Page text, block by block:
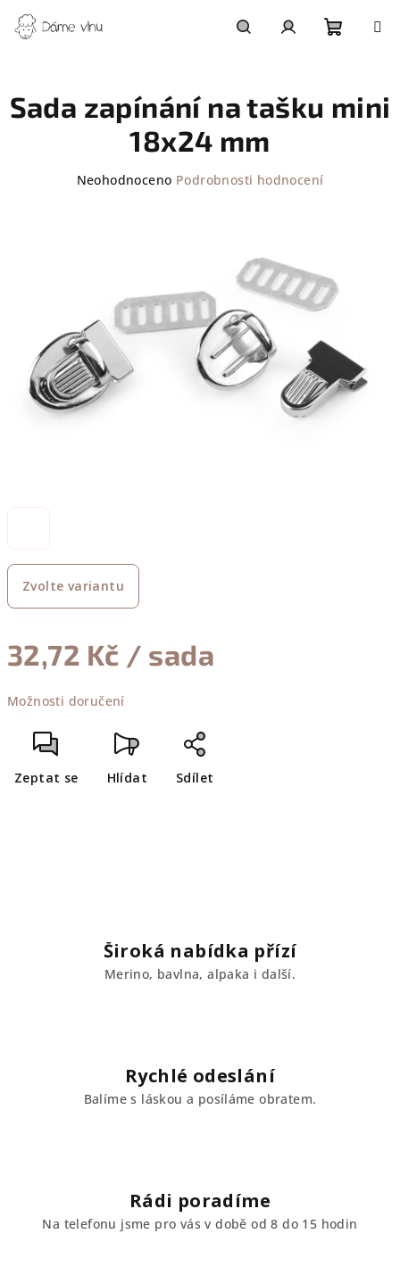
na
obsah
košík
Zvolte variantu
32,72 Kč / sada
cena:
Možnosti doručení
Zeptat se Hlídat Sdílet
Sada zapínání na tašku mini
18x24 mm
Průměrné
hvězdiček.
Neohodnoceno Podrobnosti hodnocení
Široká nabídka přízí
Merino, bavlna, alpaka i další.
Rychlé odeslání
Balíme s láskou a posíláme obratem.
Rádi poradíme
Na telefonu jsme pro vás v době od 8 do 15 hodin